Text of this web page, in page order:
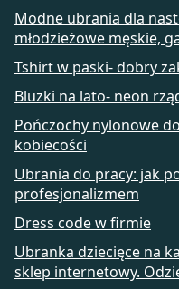
Modne ubrania dla
młodzieżowe męskie,
Tshirt w paski- dobry
Bluzki na lato- neon
Pończochy nylonowe
kobiecości
Ubrania do pracy: jak
profesjonalizmem
Dress code w firmie
Ubranka dziecięce na
sklep internetowy.